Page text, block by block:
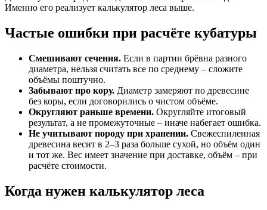
Именно его реализует калькулятор леса выше.
Частые ошибки при расчёте кубатуры
Смешивают сечения. Если в партии брёвна разного
диаметра, нельзя считать все по среднему – сложите
объёмы поштучно.
Забывают про кору. Диаметр замеряют по древесине
без коры, если договорились о чистом объёме.
Округляют раньше времени. Округляйте итоговый
результат, а не промежуточные – иначе набегает ошибка.
Не учитывают породу при хранении. Свежеспиленная
древесина весит в 2–3 раза больше сухой, но объём один
и тот же. Вес имеет значение при доставке, объём – при
расчёте стоимости.
Когда нужен калькулятор леса